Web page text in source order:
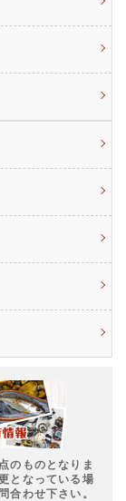
のものとなりま
となっている場
合わせ下さい。